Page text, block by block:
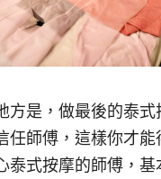
方是，做最後的泰
任師傅，這樣你才
泰式按摩的師傅，